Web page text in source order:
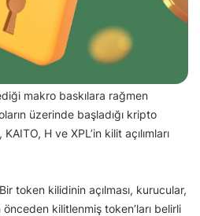
makro baskılara rağmen
üzerinde başladığı kripto
H ve XPL’in kilit açılımları
token kilidinin açılması, kurucular,
önceden kilitlenmiş token’ları belirli